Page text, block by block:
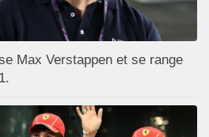
Max Verstappen et se range